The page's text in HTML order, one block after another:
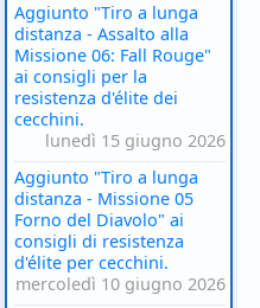
Aggiunto "Tiro a lunga
distanza - Assalto alla
Missione 06: Fall Rouge"
ai consigli per la
resistenza d'élite dei
cecchini.
lunedì 15 giugno 2026
Aggiunto "Tiro a lunga
distanza - Missione 05
Forno del Diavolo" ai
consigli di resistenza
d'élite per cecchini.
mercoledì 10 giugno 2026